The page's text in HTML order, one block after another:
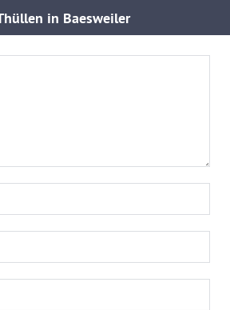
in Baesweiler